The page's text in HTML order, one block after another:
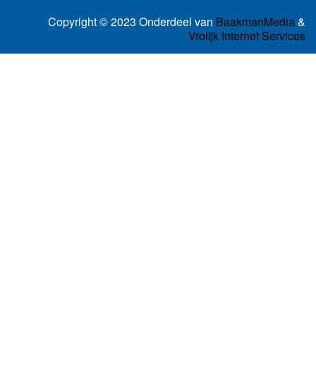
Copyright © 2023 Onderdeel van BaakmanMedia&
Vrolijk Internet Services